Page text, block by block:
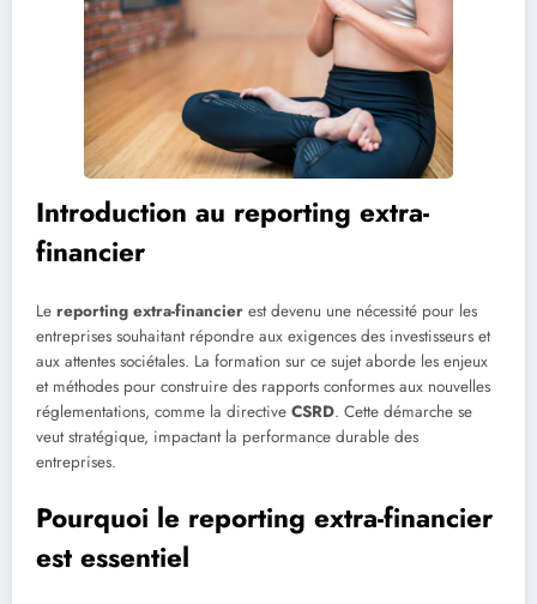
Introduction au reporting extra-
financier
Le reporting extra-financier est devenu une nécessité pour les
entreprises souhaitant répondre aux exigences des investisseurs et
aux attentes sociétales. La formation sur ce sujet aborde les enjeux
et méthodes pour construire des rapports conformes aux nouvelles
réglementations, comme la directive CSRD. Cette démarche se
veut stratégique, impactant la performance durable des
entreprises.
Pourquoi le reporting extra-financier
est essentiel